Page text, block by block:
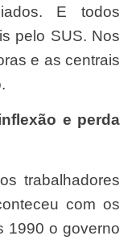
E todos
pelo SUS. Nos
e as centrais
com os
1990 o governo